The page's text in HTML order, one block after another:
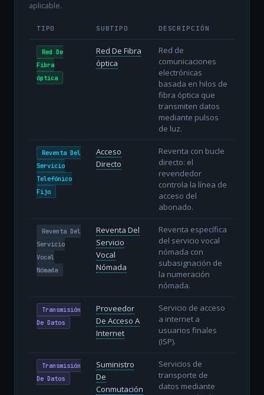
aplicable.
TIPO SUBTIPO DESCRIPCIÓN
Red De
Fibra
óptica
Red De Fibra
óptica
Red de
comunicaciones
electrónicas
basada en hilos de
fibra óptica que
transmiten datos
mediante pulsos
de luz.
Reventa Del
Servicio
Telefónico
Fijo
Acceso
Directo
Reventa con bucle
directo: el
revendedor
controla la línea de
acceso del
abonado.
Reventa Del
Servicio
Vocal
Nómada
Reventa Del
Servicio
Vocal
Nómada
Reventa específica
del servicio vocal
nómada con
subasignación de
la numeración
nómada.
Transmisión
De Datos
Proveedor
De Acceso A
Internet
Servicio de acceso
a internet a
usuarios finales
(ISP).
Transmisión
De Datos
Suministro
De
Conmutación
Servicios de
transporte de
datos mediante